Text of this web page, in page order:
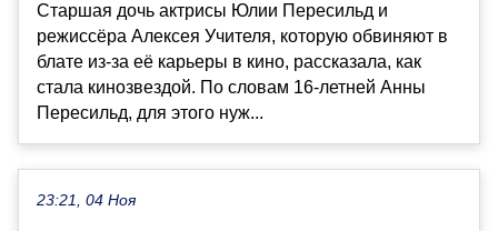
Старшая дочь актрисы Юлии Пересильд и
режиссёра Алексея Учителя, которую обвиняют в
блате из-за её карьеры в кино, рассказала, как
стала кинозвездой. По словам 16-летней Анны
Пересильд, для этого нуж...
23:21, 04 Ноя